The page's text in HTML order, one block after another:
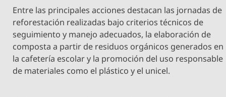
Entre las principales acciones destacan las jornadas de
reforestación realizadas bajo criterios técnicos de
seguimiento y manejo adecuados, la elaboración de
composta a partir de residuos orgánicos generados en
la cafetería escolar y la promoción del uso responsable
de materiales como el plástico y el unicel.